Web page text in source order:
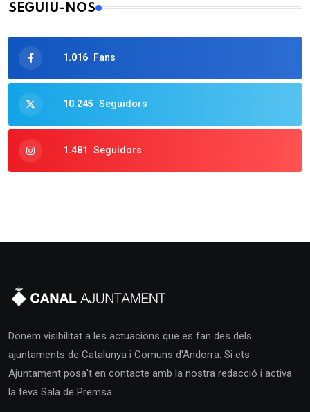
SEGUIU-NOS
1.016 Fans
10.245 Seguidors
1.481 Seguidors
Donem visibilitat a les actuacions que es fan des dels
ajuntaments de Catalunya i Comuns d'Andorra. Si ets
Ajuntament posa't en contacte amb la nostra redacció i activa
la teva Sala de Premsa.